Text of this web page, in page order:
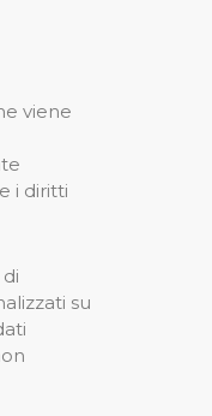
viene
i diritti
su